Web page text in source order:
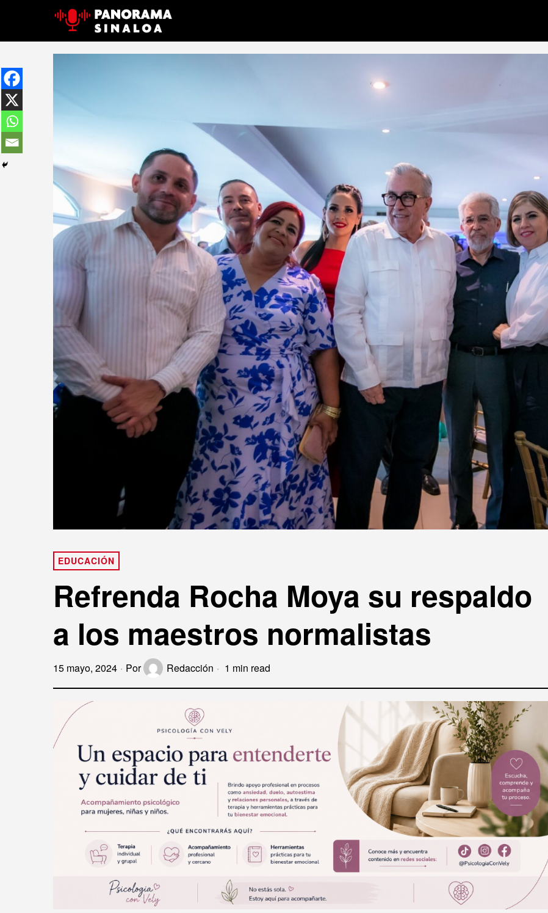
EDUCACIÓN
Refrenda Rocha Moya su respaldo
a los maestros normalistas
15 mayo, 2024 Por Redacción 1 min read